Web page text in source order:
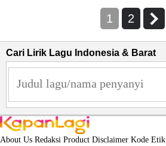
1 2
Cari Lirik Lagu Indonesia & Barat
About Us Redaksi Product Disclaimer Kode Etik